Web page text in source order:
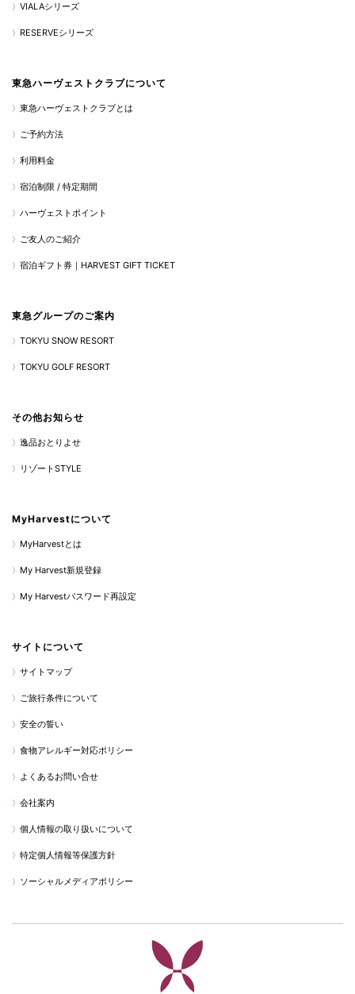
VIALAシリーズ
RESERVEシリーズ
東急ハーヴェストクラブについて
東急ハーヴェストクラブとは
ご予約方法
利用料金
宿泊制限 / 特定期間
ハーヴェストポイント
ご友人のご紹介
宿泊ギフト券｜HARVEST GIFT TICKET
東急グループのご案内
TOKYU SNOW RESORT
TOKYU GOLF RESORT
その他お知らせ
逸品おとりよせ
リゾートSTYLE
MyHarvestについて
MyHarvestとは
My Harvest新規登録
My Harvestパスワード再設定
サイトについて
サイトマップ
ご旅行条件について
安全の誓い
食物アレルギー対応ポリシー
よくあるお問い合せ
会社案内
個人情報の取り扱いについて
特定個人情報等保護方針
ソーシャルメディアポリシー